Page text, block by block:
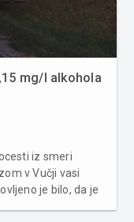
mg/l alkohola
iz smeri
v Vučji vasi
je bilo, da je